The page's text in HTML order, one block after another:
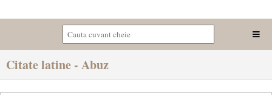
Citate latine - Abuz